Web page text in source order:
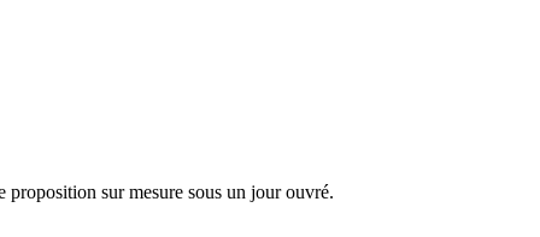
proposition sur mesure sous un jour ouvré.